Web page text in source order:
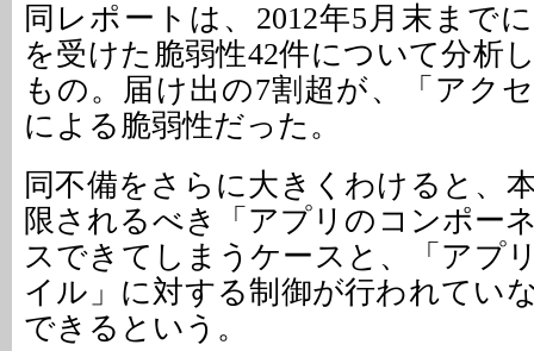
同レポートは、2012年5月末まで
を受けた脆弱性42件について分析
もの。届け出の7割超が、「アク
による脆弱性だった。
同不備をさらに大きくわけると、
限されるべき「アプリのコンポー
スできてしまうケースと、「アプ
イル」に対する制御が行われてい
できるという。